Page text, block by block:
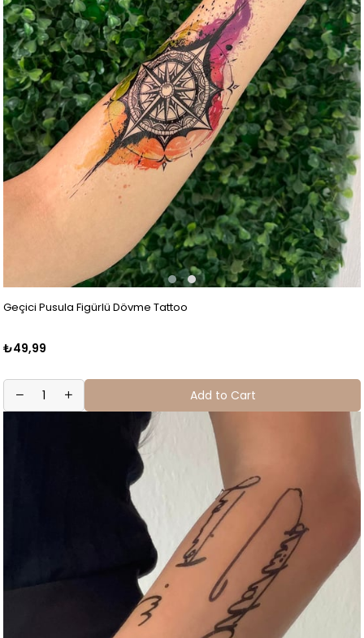
Geçici Pusula Figürlü Dövme Tattoo
₺49,99
Add to Cart